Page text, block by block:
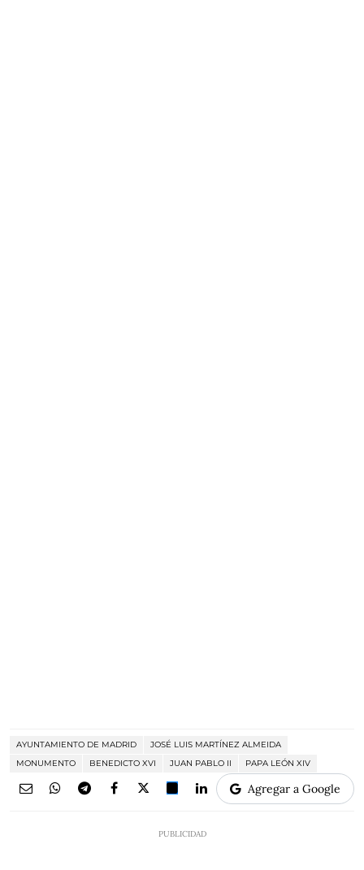
AYUNTAMIENTO DE MADRID
JOSÉ LUIS MARTÍNEZ ALMEIDA
MONUMENTO
BENEDICTO XVI JUAN PABLO II PAPA LEÓN XIV
Agregar a Google